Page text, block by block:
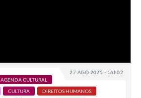
27 AGO 2025 - 16h02
AGENDA CULTURAL
CULTURA
DIREITOS HUMANOS